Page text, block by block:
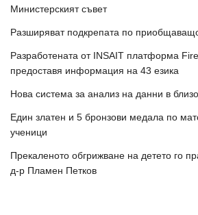
Министерският съвет
Разширяват подкрепата по
Разработената от INSAIT платформа
предоставя информация на 43 езика
Нова система за анализ на данни в
Един златен и 5 бронзови медала по
ученици
Прекаленото обгрижване на детето го
д-р Пламен Петков